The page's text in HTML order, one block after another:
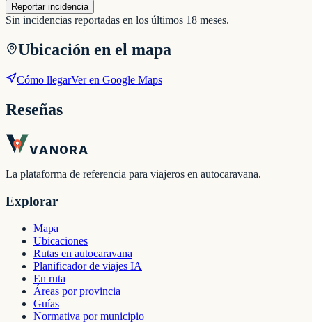
Reportar incidencia
Sin incidencias reportadas en los últimos 18 meses.
Ubicación en el mapa
Cómo llegarVer en Google Maps
Reseñas
VANORA
La plataforma de referencia para viajeros en autocaravana.
Explorar
Mapa
Ubicaciones
Rutas en autocaravana
Planificador de viajes IA
En ruta
Áreas por provincia
Guías
Normativa por municipio